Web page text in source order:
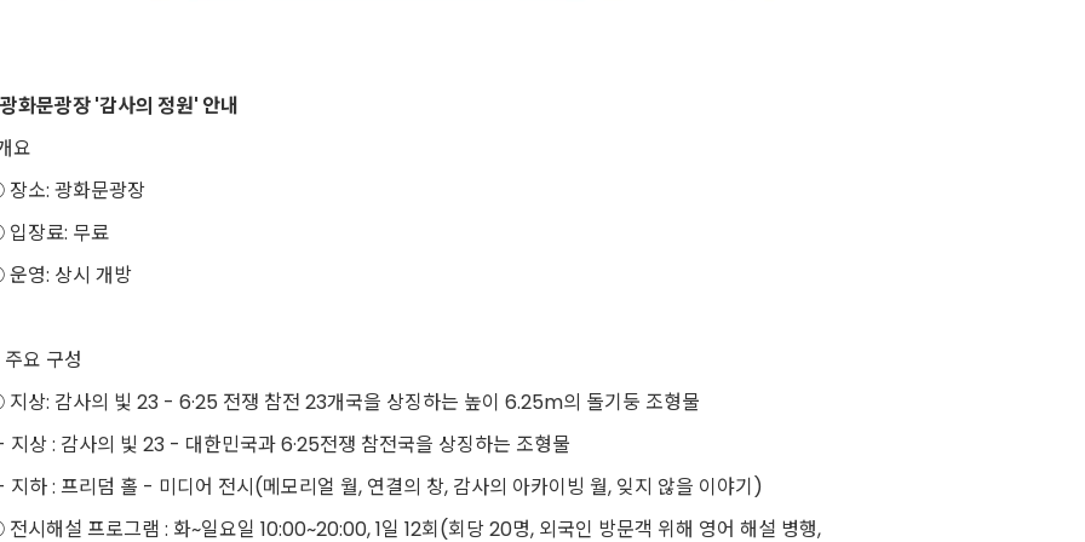
광화문광장 '감사의 정원' 안내
요
소: 광화문광장
장료: 무료
영: 상시 개방
요 구성
상: 감사의 빛 23 - 6·25 전쟁 참전 23개국을 상징하는 높이 6.25m의 돌기둥 조형물
상 : 감사의 빛 23 - 대한민국과 6·25전쟁 참전국을 상징하는 조형물
하 : 프리덤 홀 - 미디어 전시(메모리얼 월, 연결의 창, 감사의 아카이빙 월, 잊지 않을 이야기)
시해설 프로그램 : 화~일요일 10:00~20:00, 1일 12회(회당 20명, 외국인 방문객 위해 영어 해설 병행,